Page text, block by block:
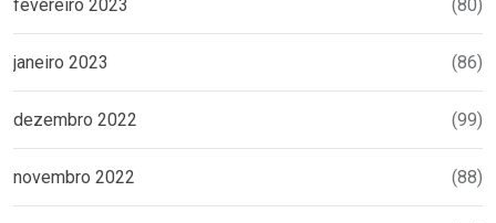
fevereiro 2023 (80)
janeiro 2023 (86)
dezembro 2022 (99)
novembro 2022 (88)